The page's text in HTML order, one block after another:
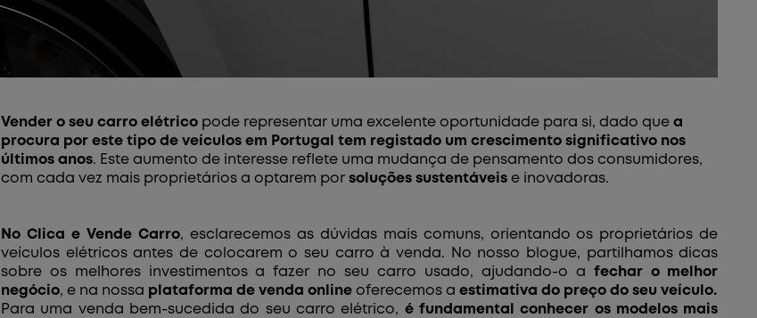
Vender o seu carro elétricopode representar uma excelente oportunidade para si, dado que a
procura por este tipo de veículos em Portugal tem registado um crescimento significativo nos
últimos anos. Este aumento de interesse reflete uma mudança de pensamento dos consumidores,
com cada vez mais proprietários a optarem por soluções sustentáveise inovadoras.
No Clica e Vende Carro, esclarecemos as dúvidas mais comuns, orientando os proprietários de
veículos elétricos antes de colocarem o seu carro à venda. No nosso blogue, partilhamos dicas
sobre os melhores investimentos a fazer no seu carro usado, ajudando-o a fechar o melhor
negócio, e na nossa plataforma de venda onlineoferecemos a estimativa do preço do seu veículo.
Para uma venda bem-sucedida do seu carro elétrico, é fundamental conhecer os modelos mais